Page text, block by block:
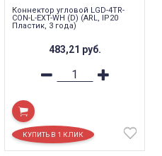
Коннектор угловой LGD-4TR-
CON-L-EXT-WH (D) (ARL, IP20
Пластик, 3 года)
483,21 руб.